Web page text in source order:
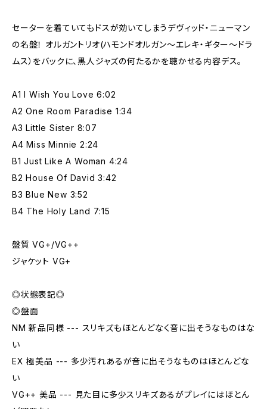
セーターを着ていてもドスが効いてしまうデヴィッド・ニューマン
の名盤！ オルガントリオ(ハモンドオルガン～エレキ・ギター～ドラ
ムス）をバックに、黒人ジャズの何たるかを聴かせる内容デス。
A1 I Wish You Love 6:02
A2 One Room Paradise 1:34
A3 Little Sister 8:07
A4 Miss Minnie 2:24
B1 Just Like A Woman 4:24
B2 House Of David 3:42
B3 Blue New 3:52
B4 The Holy Land 7:15
盤質 VG+/VG++
ジャケット VG+
◎状態表記◎
◎盤面
NM 新品同様 --- スリキズもほとんどなく音に出そうなものはな
い
EX 極美品 --- 多少汚れあるが音に出そうなものはほとんどな
い
VG++ 美品 --- 見た目に多少スリキズあるがプレイにはほとん